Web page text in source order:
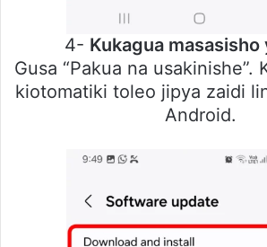
4- Kukagua
Gusa “Pakua na usakinishe”.
kiotomatiki toleo jipya zaidi
Android.